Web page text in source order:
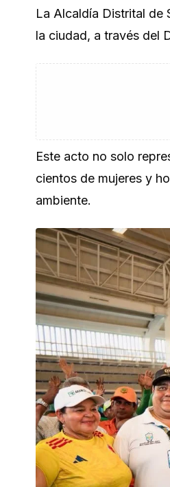
La Alcaldía Distrital de
la ciudad, a través del
Este acto no solo
cientos de mujeres y
ambiente.